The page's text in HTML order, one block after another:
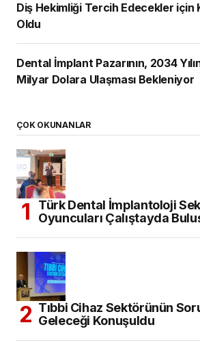
Diş Hekimliği Tercih Edecekler için Kontenjanlar Belli
Oldu
Dental İmplant Pazarının, 2034
Milyar Dolara Ulaşması Bekleniyor
ÇOK OKUNANLAR
Türk Dental İmplantoloji
Oyuncuları Çalıştayda
Tıbbi Cihaz Sektörünün
Geleceği Konuşuldu